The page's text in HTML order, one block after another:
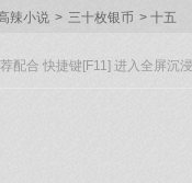
辣小说 > 三十枚银币 > 十五
荐配合 快捷键[F11] 进入全屏沉浸